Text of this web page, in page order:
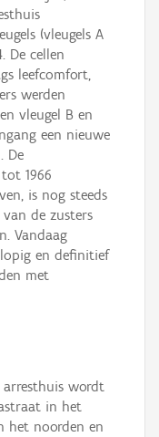
(vleugels A
De cellen
leefcomfort,
werden
vleugel B en
een nieuwe
De
1966
is nog steeds
de zusters
Vandaag
en definitief
met
wordt
in het
het noorden en